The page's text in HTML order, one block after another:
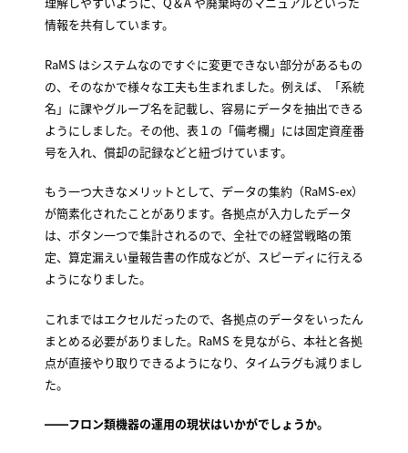
情報を共有しています。
RaMS はシステムなのですぐに変更できない部分があるもの
の、そのなかで様々な工夫も生まれました。例えば、「系統
名」に課やグループ名を記載し、容易にデータを抽出できる
ようにしました。その他、表１の「備考欄」には固定資産番
号を入れ、償却の記録などと紐づけています。
もう一つ大きなメリットとして、データの集約（RaMS-ex）
が簡素化されたことがあります。各拠点が入力したデータ
は、ボタン一つで集計されるので、全社での経営戦略の策
定、算定漏えい量報告書の作成などが、スピーディに行える
ようになりました。
これまではエクセルだったので、各拠点のデータをいったん
まとめる必要がありました。RaMS を見ながら、本社と各拠
点が直接やり取りできるようになり、タイムラグも減りまし
た。
――フロン類機器の運用の現状はいかがでしょうか。